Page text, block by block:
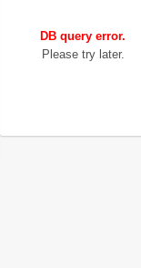
DB query error.
Please try later.